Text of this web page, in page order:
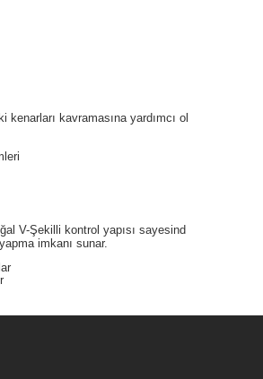
kenarları kavramasına yardımcı ol
V-Şekilli kontrol yapısı sayesind
imkanı sunar.